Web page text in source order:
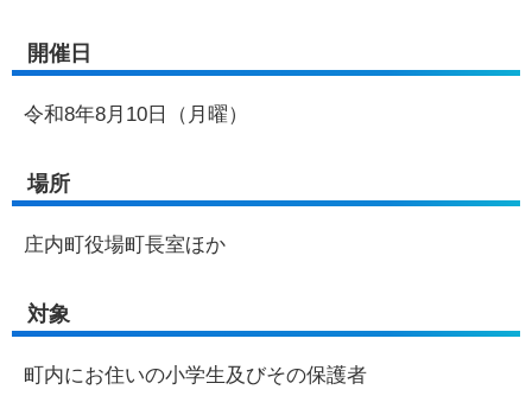
開催日
令和8年8月10日（月曜）
場所
庄内町役場町長室ほか
対象
町内にお住いの小学生及びその保護者